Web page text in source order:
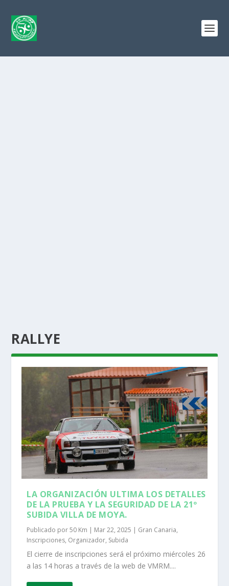
RALLYE
LA ORGANIZACIÓN ULTIMA LOS DETALLES
DE LA PRUEBA Y LA SEGURIDAD DE LA 21º
SUBIDA VILLA DE MOYA.
Publicado por50 Km | Mar 22, 2025 | Gran Canaria,
Inscripciones, Organizador, Subida
El cierre de inscripciones será el próximo miércoles 26
a las 14 horas a través de la web de VMRM....